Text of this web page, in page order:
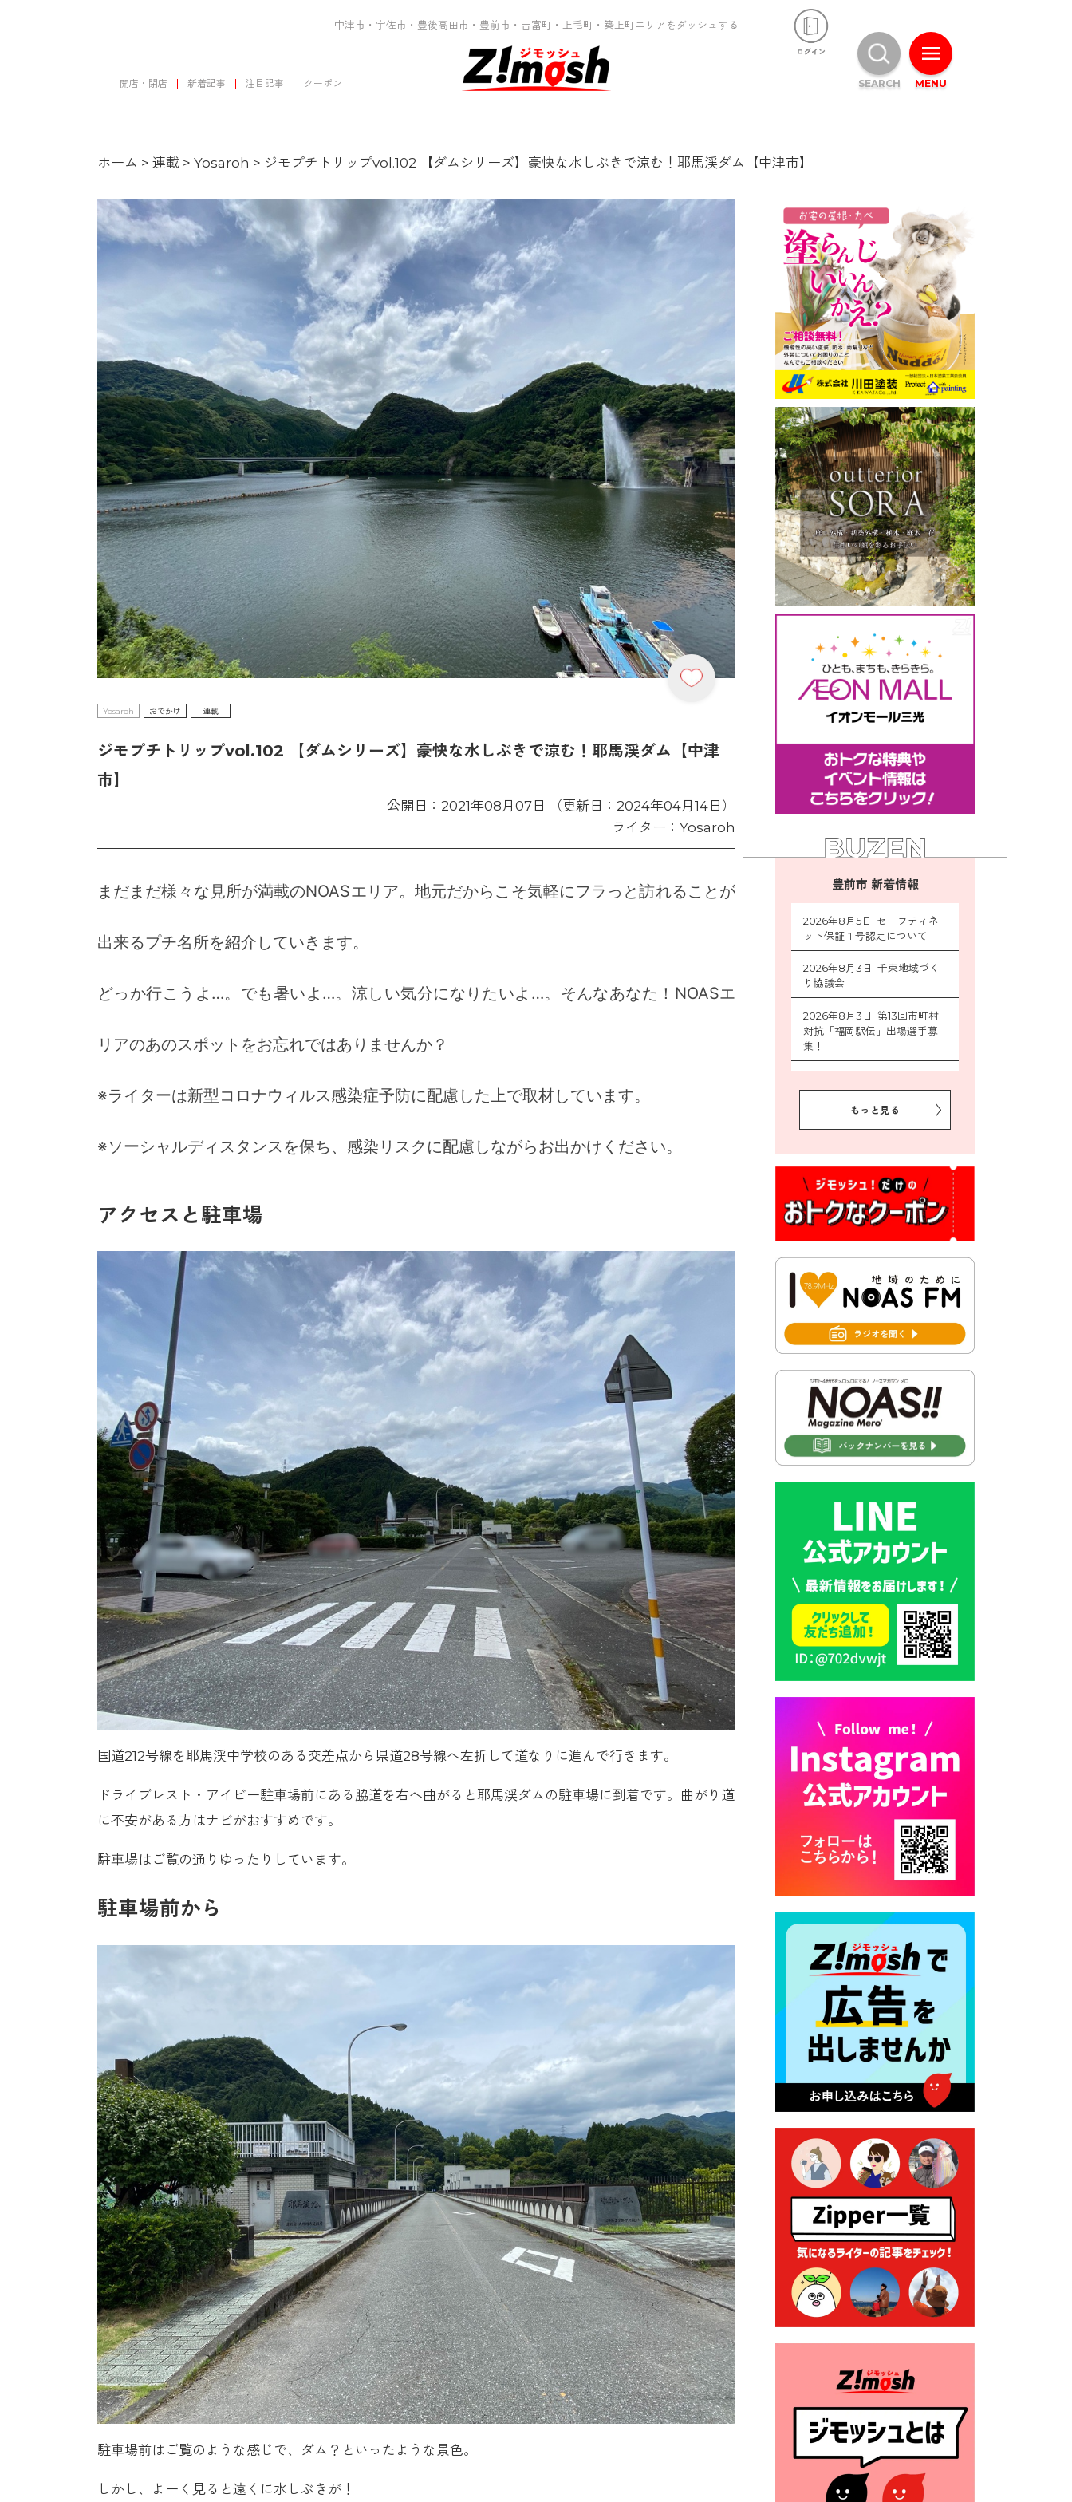
中津市・宇佐市・豊後高田市・豊前市・吉富町・上毛町・築上町エリアをダッシュする
開店・閉店 新着記事 注目記事 クーポン
ホーム > 連載 > Yosaroh > ジモプチトリップvol.102 【ダムシリーズ】豪快な水しぶきで涼む！耶馬渓ダム【中津市】
Yosaroh おでかけ 連載
ジモプチトリップvol.102 【ダムシリーズ】豪快な水しぶきで涼む！耶馬渓ダム【中津
市】
公開日：2021年08月07日 （更新日：2024年04月14日）
ライター：Yosaroh
まだまだ様々な見所が満載のNOASエリア。地元だからこそ気軽にフラっと訪れることが
出来るプチ名所を紹介していきます。
どっか行こうよ…。でも暑いよ…。涼しい気分になりたいよ…。そんなあなた！NOASエ
リアのあのスポットをお忘れではありませんか？
※ライターは新型コロナウィルス感染症予防に配慮した上で取材しています。
※ソーシャルディスタンスを保ち、感染リスクに配慮しながらお出かけください。
アクセスと駐車場
国道212号線を耶馬渓中学校のある交差点から県道28号線へ左折して道なりに進んで行きます。
ドライブレスト・アイビー駐車場前にある脇道を右へ曲がると耶馬渓ダムの駐車場に到着です。曲がり道
に不安がある方はナビがおすすめです。
駐車場はご覧の通りゆったりしています。
駐車場前から
駐車場前はご覧のような感じで、ダム？といったような景色。
しかし、よーく見ると遠くに水しぶきが！
豊前市 新着情報
2026年8月5日 セーフティネ
ット保証１号認定について
2026年8月3日 千束地域づく
り協議会
2026年8月3日 第13回市町村
対抗「福岡駅伝」出場選手募
集！
地震義援金の受付について
務委託に係る質問回答につい
2026年7月31日 市税等の納付
書が変わります！
2026年7月30日 豊前市立学校
2026年7月30日 豊前市立学校
いて≫
2026年7月29日 豊前市指定ご
み袋販売のお知らせ
2026年7月28日 豊前カラス天
2026年7月28日 ごみ収集日の
お知らせ
2026年7月28日 令和8年度
京築地区水道企業団職員採用
試験（募集）
2026年7月27日 マイナンバー
カード交付に伴う休日および
平日夜間開庁の案内
業」
2026年7月21日 卜仙の郷 お
盆期間の営業時間のお知らせ
2026年7月17日 バス経路検索
2026年7月10日 畑冷泉館の営
業について
2026年7月10日 台湾伝統音楽
団体 「北埔八音団・楽善軒」
公演開催のお知らせ
2026年7月9日 クラウドファ
ンディング型ふるさと納税の
実施について
2026年7月9日 農地法等に係
る各種申請に係る登記事項証
明書の添付省略について
2026年7月9日 廃食用油の回
収
2026年7月7日 「おゆずりコ
ーナー」について
2026年7月1日 豊前市民プール
一般開放
2026年7月1日 「豊前市定住促
進奨励金」が始まります！
（令和８年４月１日施行）
2026年6月25日 指定ごみ袋価
格改定
市佐野・則尾育英会奨学生募
集の「てびき」
2026年6月22日 神楽人の祭展
2026年6月18日 セアカゴケグ
もっと見る
MENU
SEARCH